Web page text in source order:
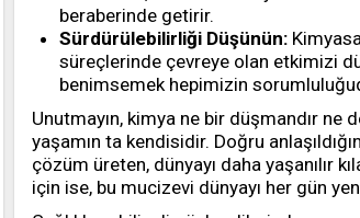
beraberinde getirir.
Sürdürülebilirliği Düşünün:
süreçlerinde çevreye olan etkimizi
benimsemek hepimizin
Unutmayın, kimya ne bir düşmandır ne
yaşamın ta kendisidir. Doğru
çözüm üreten, dünyayı daha yaşanılır
için ise, bu mucizevi dünyayı her gün